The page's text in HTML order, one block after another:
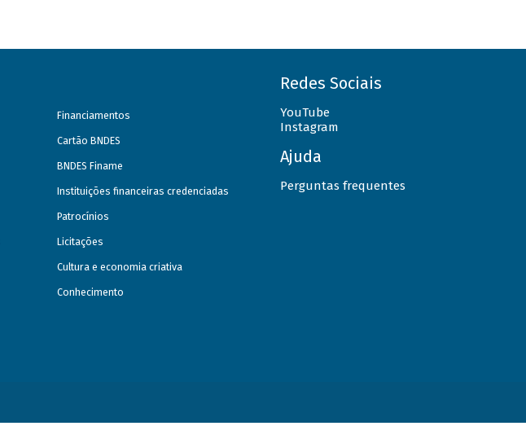
Financiamentos
Cartão BNDES
BNDES Finame
Instituições financeiras credenciadas
Patrocínios
Licitações
Cultura e economia criativa
Conhecimento
Redes Sociais
YouTube
Instagram
Ajuda
Perguntas frequentes